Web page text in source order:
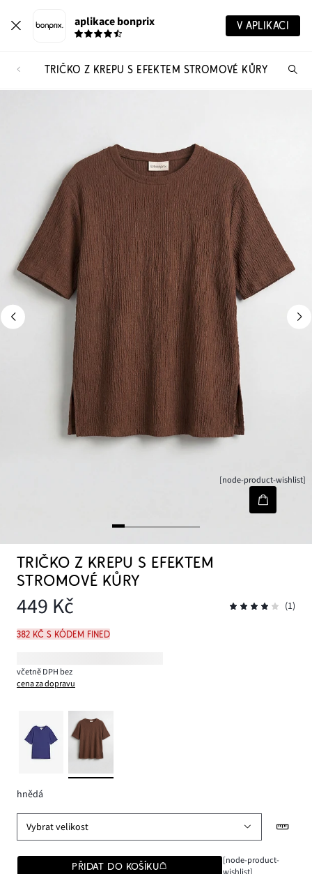
aplikace bonprix V APLIKACI
TRIČKO Z KREPU S EFEKTEM STROMOVÉ KŮRY
[node-product-wishlist]
TRIČKO Z KREPU S EFEKTEM
STROMOVÉ KŮRY
449 Kč (1)
382 Kč s kódem FINED
včetně DPH bez
cena za dopravu
hnědá
Vybrat velikost
PŘIDAT DO KOŠÍKU
[node-product-